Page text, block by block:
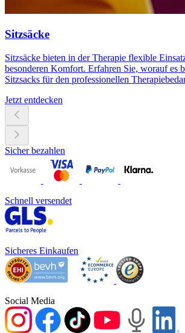
Sitzsäcke
Sitzsäcke bieten in der Therapie flexible
besonderen Komfort. Erfahren Sie, worauf es
Sitzsacks für den professionellen
Jetzt entdecken
Sicher bezahlen
Schnell versendet
Sicheres Einkaufen
Social Media